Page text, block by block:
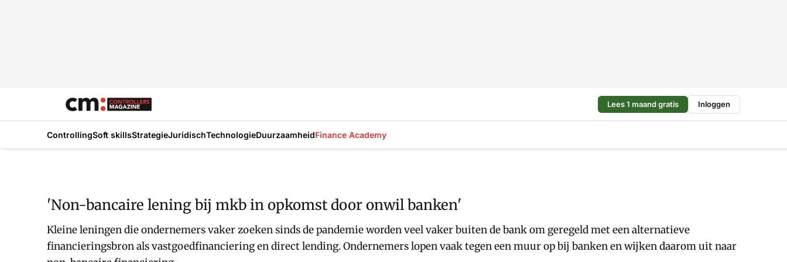
Lees 1 maand gratis Inloggen
ControllingSoft skillsStrategieJuridischTechnologieDuurzaamheidFinance Academy
'Non-bancaire lening bij mkb in opkomst door onwil banken'
Kleine leningen die ondernemers vaker zoeken sinds de pandemie worden veel vaker buiten de bank om geregeld met een alternatieve
financieringsbron als vastgoedfinanciering en direct lending. Ondernemers lopen vaak tegen een muur op bij banken en wijken daarom uit naar